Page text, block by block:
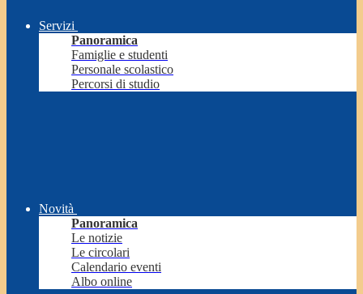
Servizi
Panoramica
Famiglie e studenti
Personale scolastico
Percorsi di studio
Novità
Panoramica
Le notizie
Le circolari
Calendario eventi
Albo online